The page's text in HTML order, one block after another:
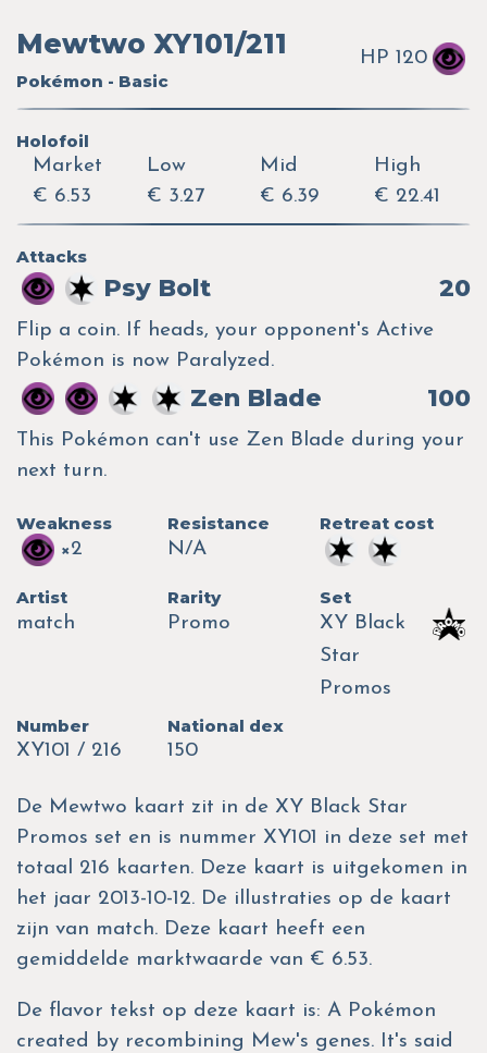
Mewtwo XY101/211
Pokémon - Basic
HP 120
Holofoil
Market
€ 6.53
Low
€ 3.27
Mid
€ 6.39
High
€ 22.41
Attacks
Psy Bolt 20
Flip a coin. If heads, your opponent's Active
Pokémon is now Paralyzed.
Zen Blade 100
This Pokémon can't use Zen Blade during your
next turn.
Weakness
×2
Resistance
N/A
Retreat cost
Artist
match
Rarity
Promo
Set
XY Black
Star
Promos
Number
XY101 / 216
National dex
150
De Mewtwo kaart zit in de XY Black Star
Promos set en is nummer XY101 in deze set met
totaal 216 kaarten. Deze kaart is uitgekomen in
het jaar 2013-10-12. De illustraties op de kaart
zijn van match. Deze kaart heeft een
gemiddelde marktwaarde van € 6.53.
De flavor tekst op deze kaart is: A Pokémon
created by recombining Mew's genes. It's said